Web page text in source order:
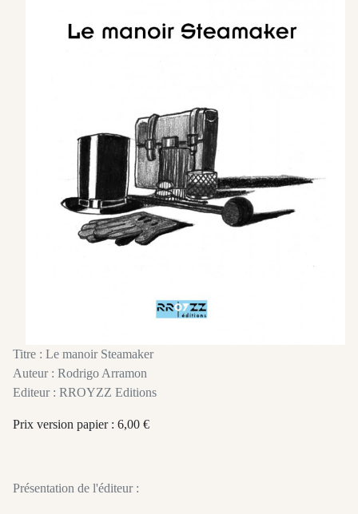
Titre : Le manoir Steamaker
Auteur : Rodrigo Arramon
Editeur : RROYZZ Editions
Prix version papier : 6,00 €
Présentation de l'éditeur :